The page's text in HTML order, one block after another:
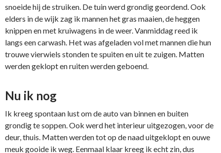
snoeide hij de struiken. De tuin werd grondig geordend. Ook
elders in de wijk zag ik mannen het gras maaien, de heggen
knippen en met kruiwagens in de weer. Vanmiddag reed ik
langs een carwash. Het was afgeladen vol met mannen die hun
trouwe vierwiels stonden te spuiten en uit te zuigen. Matten
werden geklopt en ruiten werden geboend.
Nu ik nog
Ik kreeg spontaan lust om de auto van binnen en buiten
grondig te soppen. Ook werd het interieur uitgezogen, voor de
deur, thuis. Matten werden tot op de naad uitgeklopt en ouwe
meuk gooide ik weg. Eenmaal klaar kreeg ik echt zin, dus